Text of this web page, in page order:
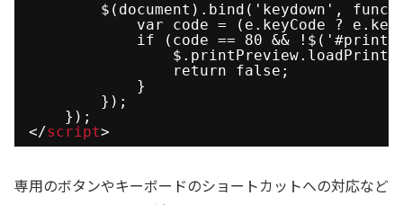
$(document).bind('keydown',
var code = (e.keyCode ?
if (code == 80 &&
return false;
}
});
});
</script>
専用のボタンやキーボードのショートカットへの対応など